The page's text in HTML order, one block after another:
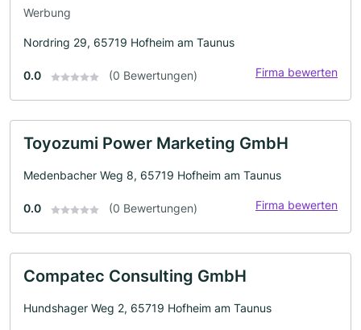
Werbung
Nordring 29, 65719 Hofheim am Taunus
0.0 (0 Bewertungen) Firma bewerten
Toyozumi Power Marketing GmbH
Medenbacher Weg 8, 65719 Hofheim am Taunus
0.0 (0 Bewertungen) Firma bewerten
Compatec Consulting GmbH
Hundshager Weg 2, 65719 Hofheim am Taunus